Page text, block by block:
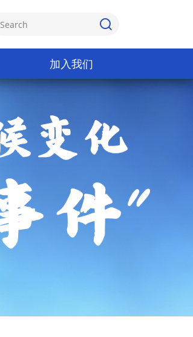
加入我们